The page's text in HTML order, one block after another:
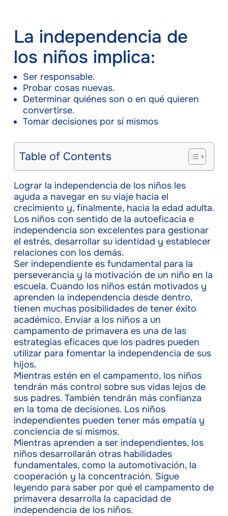
La independencia de
los niños implica:
Ser responsable.
Probar cosas nuevas.
Determinar quiénes son o en qué quieren
convertirse.
Tomar decisiones por sí mismos
Table of Contents
Lograr la independencia de los niños les
ayuda a navegar en su viaje hacia el
crecimiento y, finalmente, hacia la edad adulta.
Los niños con sentido de la autoeficacia e
independencia son excelentes para gestionar
el estrés, desarrollar su identidad y establecer
relaciones con los demás.
Ser independiente es fundamental para la
perseverancia y la motivación de un niño en la
escuela. Cuando los niños están motivados y
aprenden la independencia desde dentro,
tienen muchas posibilidades de tener éxito
académico. Enviar a los niños a un
campamento de primavera es una de las
estrategias eficaces que los padres pueden
utilizar para fomentar la independencia de sus
hijos.
Mientras estén en el campamento, los niños
tendrán más control sobre sus vidas lejos de
sus padres. También tendrán más confianza
en la toma de decisiones. Los niños
independientes pueden tener más empatía y
conciencia de sí mismos.
Mientras aprenden a ser independientes, los
niños desarrollarán otras habilidades
fundamentales, como la automotivación, la
cooperación y la concentración. Sigue
leyendo para saber por qué el campamento de
primavera desarrolla la capacidad de
independencia de los niños.